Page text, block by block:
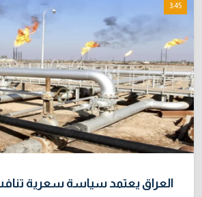
3:45
العراق يعتمد سياسة سعرية